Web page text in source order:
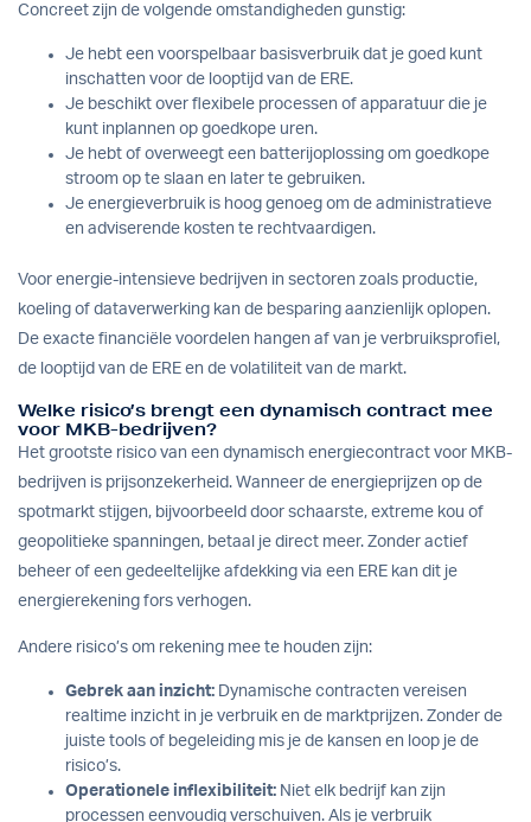
Concreet zijn de volgende omstandigheden gunstig:
Je hebt een voorspelbaar basisverbruik dat je goed kunt
inschatten voor de looptijd van de ERE.
Je beschikt over flexibele processen of apparatuur die je
kunt inplannen op goedkope uren.
Je hebt of overweegt een batterijoplossing om goedkope
stroom op te slaan en later te gebruiken.
Je energieverbruik is hoog genoeg om de administratieve
en adviserende kosten te rechtvaardigen.
Voor energie-intensieve bedrijven in sectoren zoals productie,
koeling of dataverwerking kan de besparing aanzienlijk oplopen.
De exacte financiële voordelen hangen af van je verbruiksprofiel,
de looptijd van de ERE en de volatiliteit van de markt.
Welke risico’s brengt een dynamisch contract mee
voor MKB-bedrijven?
Het grootste risico van een dynamisch energiecontract voor MKB-
bedrijven is prijsonzekerheid. Wanneer de energieprijzen op de
spotmarkt stijgen, bijvoorbeeld door schaarste, extreme kou of
geopolitieke spanningen, betaal je direct meer. Zonder actief
beheer of een gedeeltelijke afdekking via een ERE kan dit je
energierekening fors verhogen.
Andere risico’s om rekening mee te houden zijn:
Gebrek aan inzicht: Dynamische contracten vereisen
realtime inzicht in je verbruik en de marktprijzen. Zonder de
juiste tools of begeleiding mis je de kansen en loop je de
risico’s.
Operationele inflexibiliteit: Niet elk bedrijf kan zijn
processen eenvoudig verschuiven. Als je verbruik